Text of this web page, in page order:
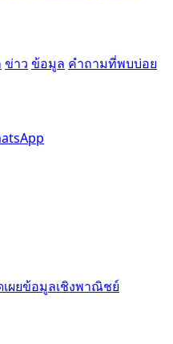
ข่าว ข้อมูล คำถามที่พบบ่อย
เผยข้อมูลเชิงพาณิชย์